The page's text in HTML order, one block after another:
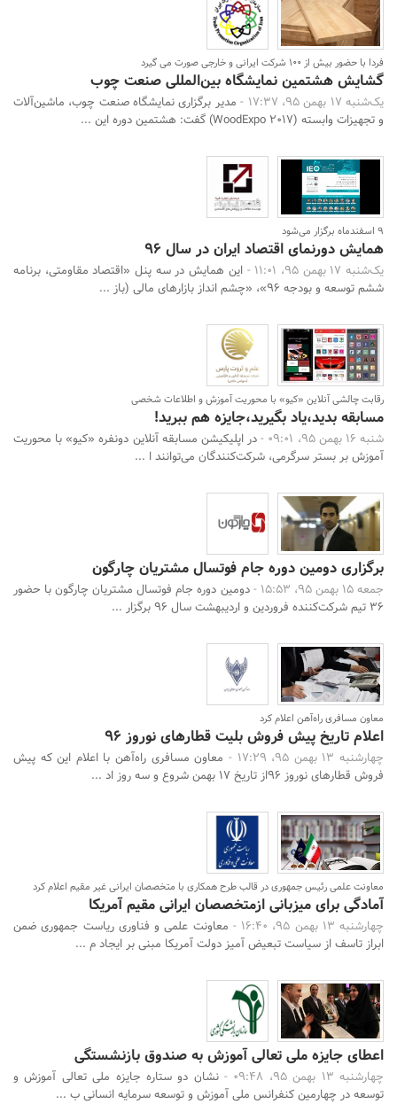
فردا با حضور بیش از 100 شرکت ایرانی و خارجی صورت می گیرد
گشایش هشتمین نمایشگاه بین‌المللی صنعت چوب
یک‌شنبه 17 بهمن 95، 17:37 -
مدیر برگزاری نمایشگاه صنعت چوب، ماشین‌آلات
و تجهیزات وابسته (WoodExpo 2017) گفت: هشتمین دوره این ...
9 اسفندماه برگزار می‌شود
همایش دورنمای اقتصاد ایران در سال 96
یک‌شنبه 17 بهمن 95، 11:01 -
این همایش در سه پنل «اقتصاد مقاومتی، برنامه
ششم توسعه و بودجه 96»، «چشم انداز بازارهای مالی (باز ...
رقابت چالشی آنلاین «کیو» با محوریت آموزش و اطلاعات شخصی
مسابقه بدید،یاد بگیرید،جایزه هم ببرید!
شنبه 16 بهمن 95، 09:01 -
در اپلیکیشن مسابقه آنلاین دونفره‌ «کیو» با محوریت
آموزش بر بستر سرگرمى، شرکت‌کنندگان می‌توانند ا ...
برگزاری دومین دوره جام فوتسال مشتریان چارگون
جمعه 15 بهمن 95، 15:53 -
دومین دوره جام فوتسال مشتریان چارگون با حضور
۳۶ تیم شرکت‌کننده فروردین و اردیبهشت سال ۹۶ برگزار ...
معاون مسافری راه‌آهن اعلام کرد
اعلام تاریخ پیش فروش بلیت قطارهای نوروز ۹۶
چهارشنبه 13 بهمن 95، 17:29 -
معاون مسافری راه‌آهن با اعلام این که پیش‌
فروش قطارهای نوروز ۹۶از تاریخ ۱۷ بهمن شروع و سه روز اد ...
معاونت علمی رئیس جمهوری در قالب طرح همکاری با متخصصان ایرانی غیر مقیم اعلام کرد
آمادگی برای میزبانی ازمتخصصان ایرانی مقیم آمریکا
چهارشنبه 13 بهمن 95، 16:40 -
معاونت علمی و فناوری ریاست جمهوری ضمن
ابراز تاسف از سیاست تبعیض آمیز دولت آمریکا مبنی بر ایجاد م ...
اعطای جایزه ملی تعالی آموزش به صندوق بازنشستگی
چهارشنبه 13 بهمن 95، 09:48 -
نشان دو ستاره جایزه ملی تعالی آموزش و
توسعه در چهارمین کنفرانس ملی آموزش و توسعه سرمایه انسانی ب ...